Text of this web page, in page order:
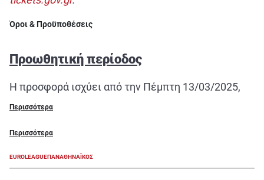
Όροι & Προϋποθέσεις
Προωθητική περίοδος
Η προσφορά ισχύει από την Πέμπτη 13/03/2025,
10:00 έως την Κυριακή 16/03/2025, 23:59.
Περιγραφή διαγωνισμού
Το PS Blog του Pamestoixima.gr υποδέχεται όλους
τους παίκτες με έναν μεγάλο διαγωνισμό!
Περισσότερα
Περισσότερα
EUROLEAGUEΠΑΝΑΘΗΝΑΪΚΟΣ